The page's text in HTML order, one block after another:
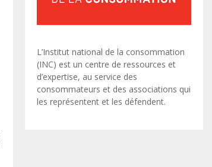
L’Institut national de la consommation
(INC) est un centre de ressources et
d’expertise, au service des
consommateurs et des associations qui
les représentent et les défendent.